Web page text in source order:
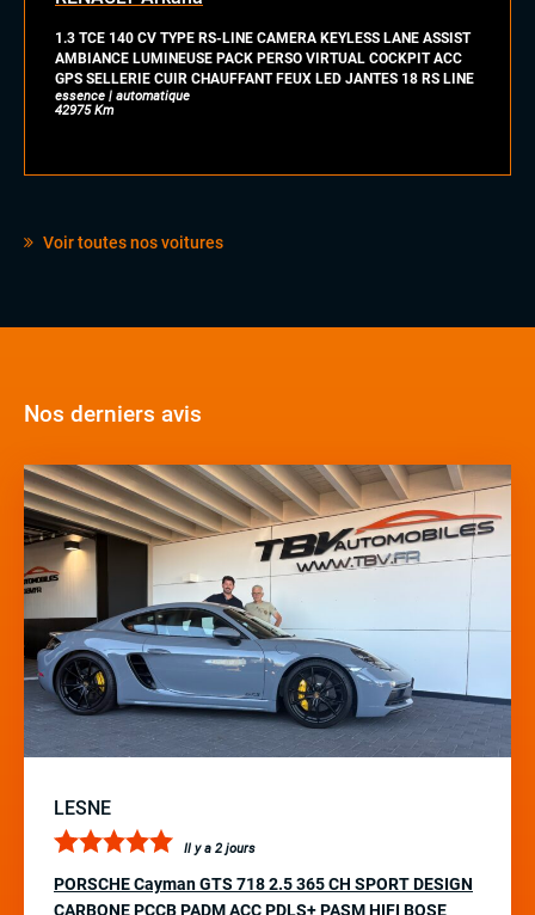
Palettes au volant
Rétroviseurs électriques
Sellerie cuir
1.3 TCE 140 CV TYPE RS-LINE CAMERA KEYLESS LANE ASSIST
AMBIANCE LUMINEUSE PACK PERSO VIRTUAL COCKPIT ACC
GPS SELLERIE CUIR CHAUFFANT FEUX LED JANTES 18 RS LINE
essence | automatique
42975 Km
Voir toutes nos voitures
Nos derniers avis
LESNE
Il y a 2 jours
PORSCHE Cayman GTS 718 2.5 365 CH SPORT DESIGN
CARBONE PCCB PADM ACC PDLS+ PASM HIFI BOSE